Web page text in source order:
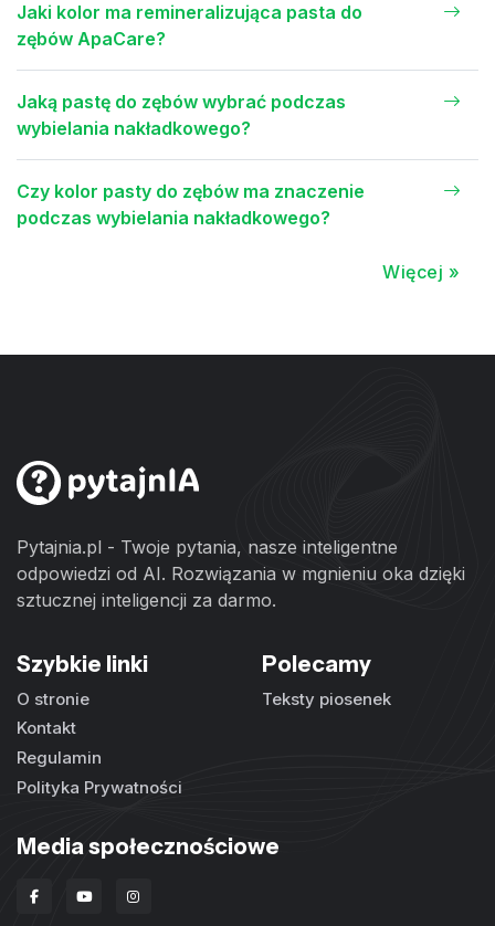
Jaki kolor ma remineralizująca pasta do
zębów ApaCare?
Jaką pastę do zębów wybrać podczas
wybielania nakładkowego?
Czy kolor pasty do zębów ma znaczenie
podczas wybielania nakładkowego?
Więcej »
Pytajnia.pl - Twoje pytania, nasze inteligentne
odpowiedzi od AI. Rozwiązania w mgnieniu oka dzięki
sztucznej inteligencji za darmo.
Szybkie linki
O stronie
Kontakt
Regulamin
Polityka Prywatności
Polecamy
Teksty piosenek
Media społecznościowe